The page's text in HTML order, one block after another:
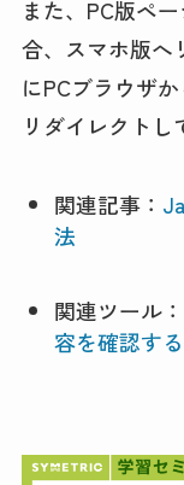
また、PC版ペ
合、スマホ版へ
にPCブラウザ
リダイレクトし
関連記事：
法
関連ツール：
容を確認す